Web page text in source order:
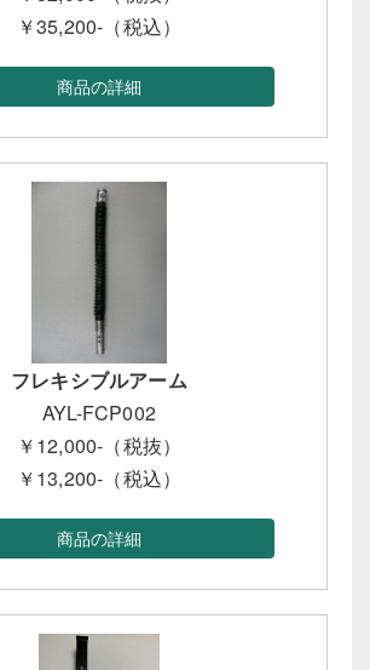
￥35,200-（税込）
商品の詳細
フレキシブルアーム
AYL-FCP002
￥12,000-（税抜）
￥13,200-（税込）
商品の詳細